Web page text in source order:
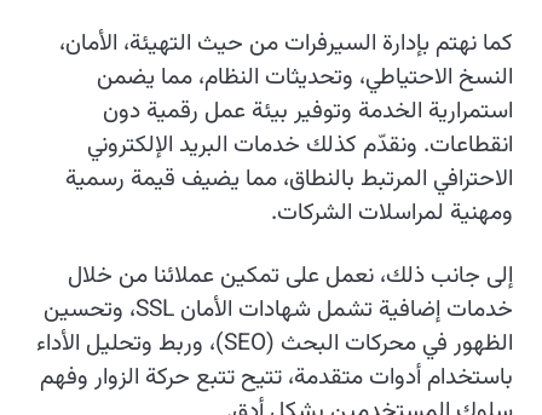
كما نهتم بإدارة السيرفرات من حيث التهيئة، الأمان،
النسخ الاحتياطي، وتحديثات النظام، مما يضمن
استمرارية الخدمة وتوفير بيئة عمل رقمية دون
انقطاعات. ونقدّم كذلك خدمات البريد الإلكتروني
الاحترافي المرتبط بالنطاق، مما يضيف قيمة رسمية
ومهنية لمراسلات الشركات.
إلى جانب ذلك، نعمل على تمكين عملائنا من خلال
خدمات إضافية تشمل شهادات الأمان SSL، وتحسين
الظهور في محركات البحث (SEO)، وربط وتحليل الأداء
باستخدام أدوات متقدمة، تتيح تتبع حركة الزوار وفهم